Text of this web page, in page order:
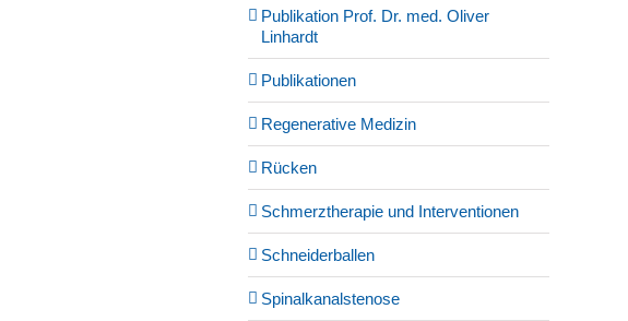
Publikation Prof. Dr. med. Oliver
Linhardt
Publikationen
Regenerative Medizin
Rücken
Schmerztherapie und Interventionen
Schneiderballen
Spinalkanalstenose